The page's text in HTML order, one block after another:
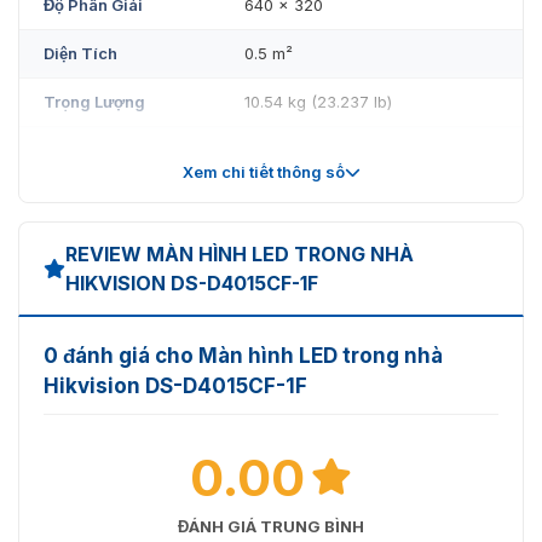
Độ Phân Giải 640 × 320
Diện Tích 0.5 m²
Trọng Lượng 10.54 kg (23.237 lb)
Chất Liệu Tủ Đúc nhôm
Phương Pháp Bảo
Trì
Bảo trì phía trước cho tất cả các
thành phần
Độ Phẳng Tủ 0.1 mm (0.0039")
800 cd/m² (Đỉnh 1000 cd/m²)
Xem chi tiết thông số
REVIEW MÀN HÌNH LED TRONG NHÀ
HIKVISION DS-D4015CF-1F
0 đánh giá cho Màn hình LED trong nhà
Hikvision DS-D4015CF-1F
0.00
ĐÁNH GIÁ TRUNG BÌNH